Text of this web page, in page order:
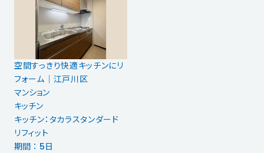
空間すっきり快適キッチンにリ
フォーム｜江戸川区
マンション
キッチン
キッチン：タカラスタンダード
リフィット
期間 ： 5日